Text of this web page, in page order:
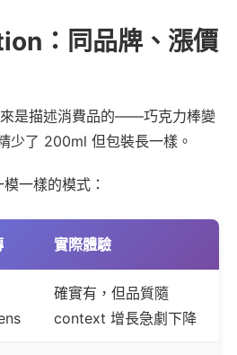
：同品牌、漲價
是描述消費品的——巧克力棒變
少了 200ml 但包裝長一樣。
一樣的模式：
實際體驗
確實有，但品質隨
context 增長急劇下降